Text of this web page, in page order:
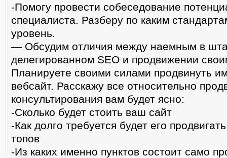
-Помогу провести собеседование
специалиста. Разберу по каким
уровень.
— Обсудим отличия между наемным в
делегированном SEO и продвижении
Планируете своими силами продвинуть
вебсайт. Расскажу все относительно
консультирования вам будет ясно:
-Сколько будет стоить ваш сайт
-Как долго требуется будет его
топов
-Из каких именно пунктов состоит само